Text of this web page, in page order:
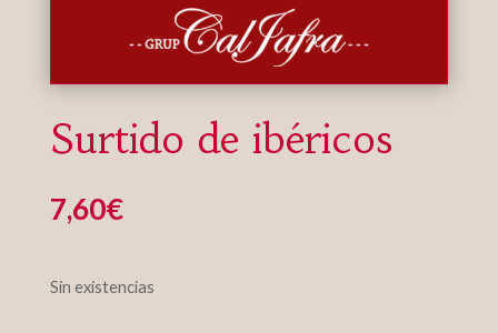
Surtido de ibéricos
7,60€
Sin existencias